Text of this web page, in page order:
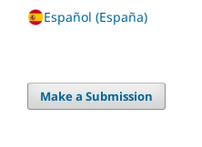
Español (España)
Make a Submission